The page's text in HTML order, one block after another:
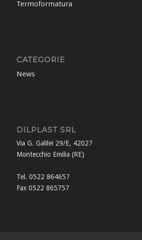
Termoformatura
CATEGORIE
News
DILPLAST SRL
Via G. Galilei 29/E, 42027
Montecchio Emilia (RE)
Tel. 0522 864657
Fax 0522 865757